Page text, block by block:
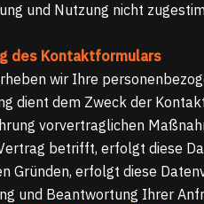
und Nutzung nicht
des Kontaktformulars
wir Ihre
dient dem Zweck der
vorvertraglichen
betrifft, erfolgt diese
Gründen, erfolgt diese
und Beantwortung Ihrer